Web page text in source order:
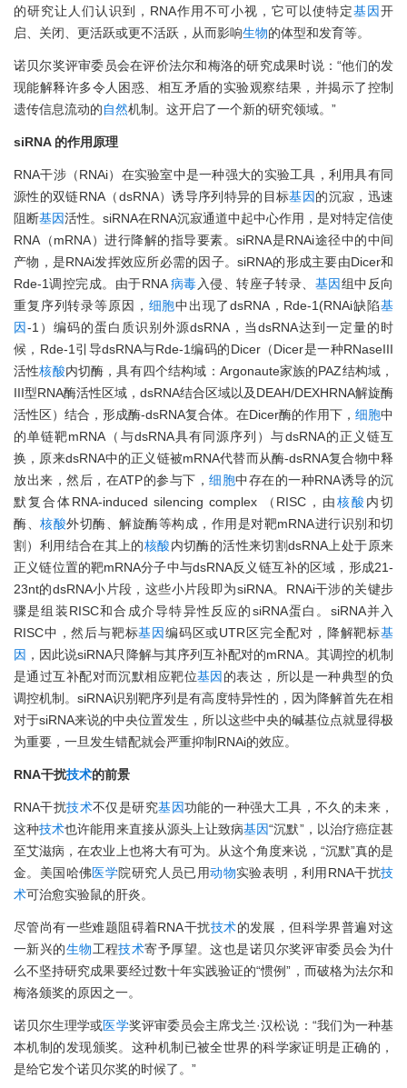
的研究让人们认识到，RNA作用不可小视，它可以使特定基因开
启、关闭、更活跃或更不活跃，从而影响生物的体型和发育等。
诺贝尔奖评审委员会在评价法尔和梅洛的研究成果时说：“他们的发
现能解释许多令人困惑、相互矛盾的实验观察结果，并揭示了控制
遗传信息流动的自然机制。这开启了一个新的研究领域。”
siRNA 的作用原理
RNA干涉（RNAi）在实验室中是一种强大的实验工具，利用具有同
源性的双链RNA（dsRNA）诱导序列特异的目标基因的沉寂，迅速
阻断基因活性。siRNA在RNA沉寂通道中起中心作用，是对特定信使
RNA（mRNA）进行降解的指导要素。siRNA是RNAi途径中的中间
产物，是RNAi发挥效应所必需的因子。siRNA的形成主要由Dicer和
Rde-1调控完成。由于RNA病毒 入侵、转座子转录、 基因组中反向
重复序列转录等原因， 细胞中出现了dsRNA，Rde-1(RNAi缺陷基
因-1）编码的蛋白质识别外源dsRNA，当dsRNA达到一定量的时
候，Rde-1引导dsRNA与Rde-1编码的Dicer（Dicer是一种RNaseIII
活性核酸内切酶，具有四个结构域：Argonaute家族的PAZ结构域，
III型RNA酶活性区域，dsRNA结合区域以及DEAH/DEXHRNA解旋酶
活性区）结合，形成酶-dsRNA复合体。在Dicer酶的作用下， 细胞中
的单链靶mRNA（与dsRNA具有同源序列）与dsRNA的正义链互
换，原来dsRNA中的正义链被mRNA代替而从酶-dsRNA复合物中释
放出来，然后，在ATP的参与下， 细胞中存在的一种RNA诱导的沉
默复合体RNA-induced silencing complex （RISC，由核酸 内切
酶、 核酸外切酶、解旋酶等构成，作用是对靶mRNA进行识别和切
割）利用结合在其上的核酸内切酶的活性来切割dsRNA上处于原来
正义链位置的靶mRNA分子中与dsRNA反义链互补的区域，形成21-
23nt的dsRNA小片段，这些小片段即为siRNA。RNAi干涉的关键步
骤是组装RISC和合成介导特异性反应的siRNA蛋白。siRNA并入
RISC中，然后与靶标基因编码区或UTR区完全配对，降解靶标基
因 ，因此说siRNA只降解与其序列互补配对的mRNA。其调控的机制
是通过互补配对而沉默相应靶位基因 的表达，所以是一种典型的负
调控机制。siRNA识别靶序列是有高度特异性的，因为降解首先在相
对于siRNA来说的中央位置发生，所以这些中央的碱基位点就显得极
为重要，一旦发生错配就会严重抑制RNAi的效应。
RNA干扰技术的前景
RNA干扰技术不仅是研究基因功能的一种强大工具，不久的未来，
这种技术也许能用来直接从源头上让致病基因“沉默”，以治疗癌症甚
至艾滋病，在农业上也将大有可为。从这个角度来说，“沉默”真的是
金。美国哈佛医学院研究人员已用动物实验表明，利用RNA干扰技
术可治愈实验鼠的肝炎。
尽管尚有一些难题阻碍着RNA干扰技术的发展，但科学界普遍对这
一新兴的生物工程技术寄予厚望。这也是诺贝尔奖评审委员会为什
么不坚持研究成果要经过数十年实践验证的“惯例”，而破格为法尔和
梅洛颁奖的原因之一。
诺贝尔生理学或医学奖评审委员会主席戈兰·汉松说：“我们为一种基
本机制的发现颁奖。这种机制已被全世界的科学家证明是正确的，
是给它发个诺贝尔奖的时候了。”